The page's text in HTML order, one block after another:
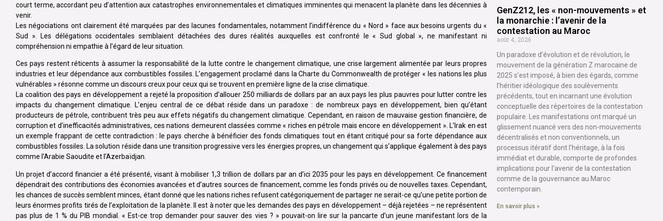
court terme, accordant peu d’attention aux catastrophes environnementales et climatiques imminentes qui menacent la planète dans les décennies à
venir.
Les négociations ont clairement été marquées par des lacunes fondamentales, notamment l’indifférence du « Nord » face aux besoins urgents du «
Sud ». Les délégations occidentales semblaient détachées des dures réalités auxquelles est confronté le « Sud global », ne manifestant ni
compréhension ni empathie à l’égard de leur situation.
Ces pays restent réticents à assumer la responsabilité de la lutte contre le changement climatique, une crise largement alimentée par leurs propres
industries et leur dépendance aux combustibles fossiles. L’engagement proclamé dans la Charte du Commonwealth de protéger « les nations les plus
vulnérables » résonne comme un discours creux pour ceux qui se trouvent en première ligne de la crise climatique.
La coalition des pays en développement a rejeté la proposition d’allouer 250 milliards de dollars par an aux pays les plus pauvres pour lutter contre les
impacts du changement climatique. L’enjeu central de ce débat réside dans un paradoxe : de nombreux pays en développement, bien qu’étant
producteurs de pétrole, contribuent très peu aux effets négatifs du changement climatique. Cependant, en raison de mauvaise gestion financière, de
corruption et d’inefficacités administratives, ces nations demeurent classées comme « riches en pétrole mais encore en développement ». L’Irak en est
un exemple frappant de cette contradiction : le pays cherche à bénéficier des fonds climatiques tout en étant critiqué pour sa forte dépendance aux
combustibles fossiles. La solution réside dans une transition progressive vers les énergies propres, un changement qui s’applique également à des pays
comme l’Arabie Saoudite et l’Azerbaïdjan.
Un projet d’accord financier a été présenté, visant à mobiliser 1,3 trillion de dollars par an d’ici 2035 pour les pays en développement. Ce financement
dépendrait des contributions des économies avancées et d’autres sources de financement, comme les fonds privés ou de nouvelles taxes. Cependant,
les chances de succès semblent minces, étant donné que les nations riches refusent catégoriquement de partager ne serait-ce qu’une petite portion de
leurs énormes profits tirés de l’exploitation de la planète. Il est à noter que les demandes des pays en développement – déjà rejetées – ne représentent
pas plus de 1 % du PIB mondial. « Est-ce trop demander pour sauver des vies ? » pouvait-on lire sur la pancarte d’un jeune manifestant lors de la
GenZ212, les « non-mouvements » et
la monarchie : l’avenir de la
contestation au Maroc
août 4, 2026
Un paradoxe d’évolution et de révolution, le
mouvement de la génération Z marocaine de
2025 s’est imposé, à bien des égards, comme
l’héritier idéologique des soulèvements
précédents, tout en incarnant une évolution
conceptuelle des répertoires de la contestation
populaire. Les manifestations ont marqué un
glissement nuancé vers des non-mouvements
décentralisés et non conventionnels, un
processus itératif dont l’héritage, à la fois
immédiat et durable, comporte de profondes
implications pour l’avenir de la contestation
comme de la gouvernance au Maroc
contemporain.
En savoir plus »